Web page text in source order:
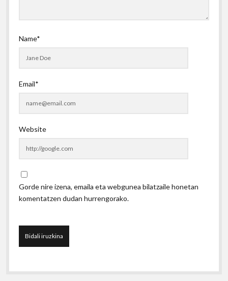
Name*
Email*
Website
Gorde nire izena, emaila eta webgunea bilatzaile honetan
komentatzen dudan hurrengorako.